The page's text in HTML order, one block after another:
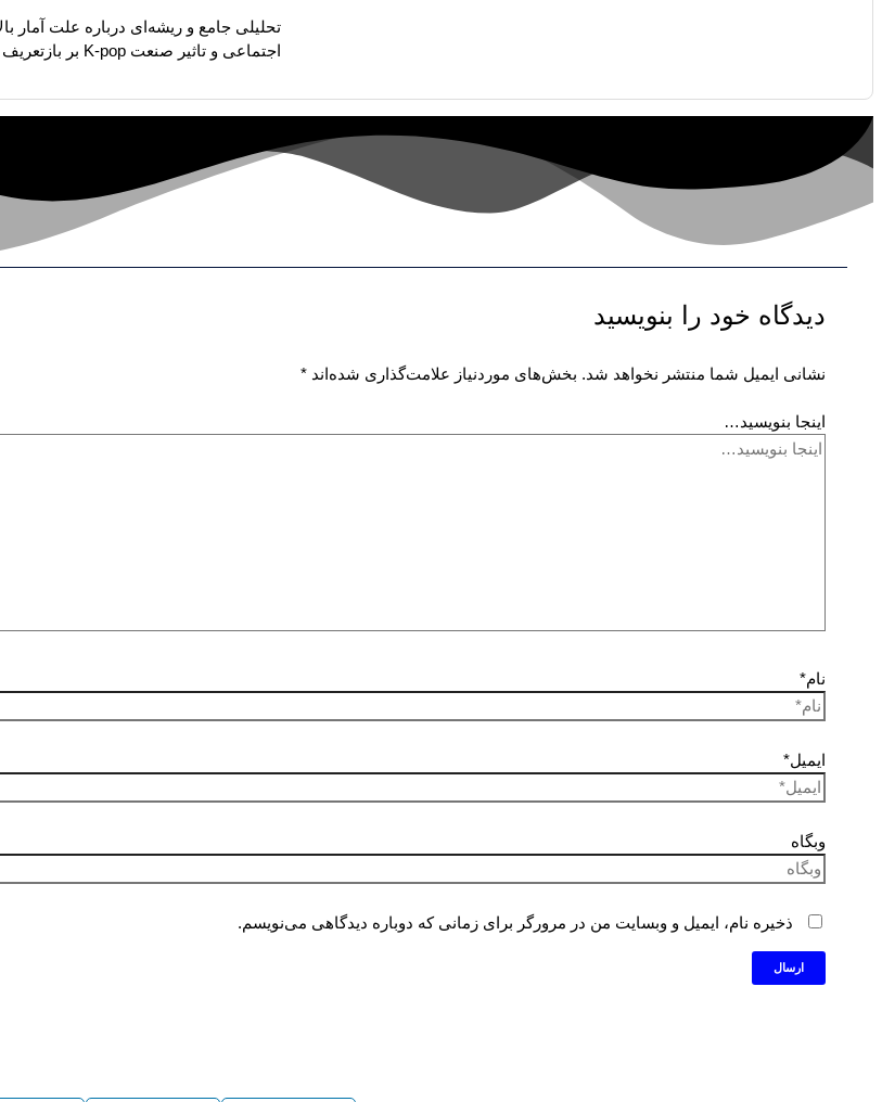
تحلیلی جامع و ریشه‌ای درباره علت آمار
اجتماعی و تاثیر صنعت K-pop بر بازتعریف تصویر بدن.
دیدگاه‌ خود را بنویسید
نشانی ایمیل شما منتشر نخواهد شد. بخش‌های موردنیاز علامت‌گذاری شده‌اند *
اینجا بنویسید…
نام*
ایمیل*
وبگاه
ذخیره نام، ایمیل و وبسایت من در مرورگر برای زمانی که دوباره دیدگاهی می‌نویسم.